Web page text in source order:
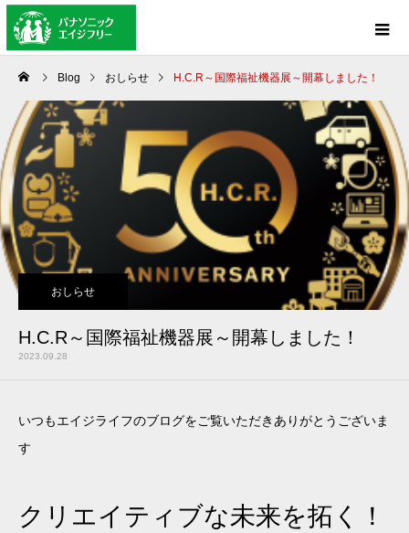
Blog おしらせ H.C.R～国際福祉機器展～開幕しました！
おしらせ
H.C.R～国際福祉機器展～開幕しました！
2023.09.28
いつもエイジライフのブログをご覧いただきありがとうございま
す
クリエイティブな未来を拓く！